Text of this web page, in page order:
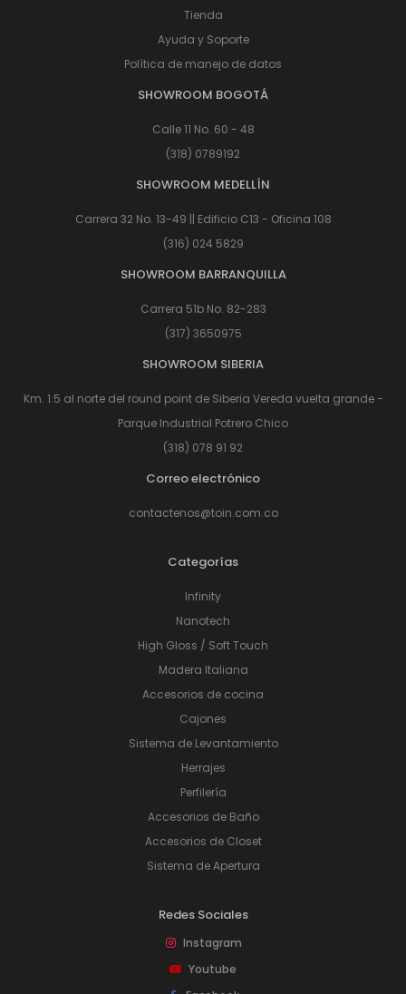
Tienda
Ayuda y Soporte
Política de manejo de datos
SHOWROOM BOGOTÁ
Calle 11 No. 60 - 48
(318) 0789192
SHOWROOM MEDELLÍN
Carrera 32 No. 13-49 || Edificio C13 - Oficina 108
(316) 024 5829
SHOWROOM BARRANQUILLA
Carrera 51b No. 82-283
(317) 3650975
SHOWROOM SIBERIA
Km. 1.5 al norte del round point de Siberia Vereda vuelta grande -
Parque Industrial Potrero Chico
(318) 078 91 92
Correo electrónico
contactenos@toin.com.co
Categorías
Infinity
Nanotech
High Gloss / Soft Touch
Madera Italiana
Accesorios de cocina
Cajones
Sistema de Levantamiento
Herrajes
Perfilería
Accesorios de Baño
Accesorios de Closet
Sistema de Apertura
Redes Sociales
Instagram
Youtube